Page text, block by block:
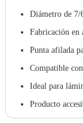
Diámetro de 7/
Fabricación en
Punta afilada
Compatible
Ideal para
Producto